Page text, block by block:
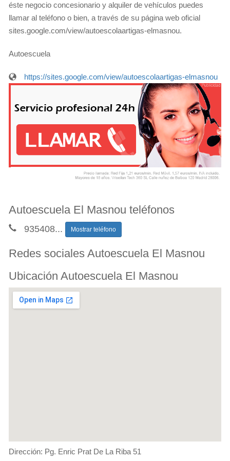
éste negocio concesionario y alquiler de vehículos puedes
llamar al teléfono o bien, a través de su página web oficial
sites.google.com/view/autoescolaartigas-elmasnou.
Autoescuela
https://sites.google.com/view/autoescolaartigas-elmasnou
Autoescuela El Masnou teléfonos
935408... Mostrar teléfono
Redes sociales Autoescuela El Masnou
Ubicación Autoescuela El Masnou
Dirección: Pg. Enric Prat De La Riba 51